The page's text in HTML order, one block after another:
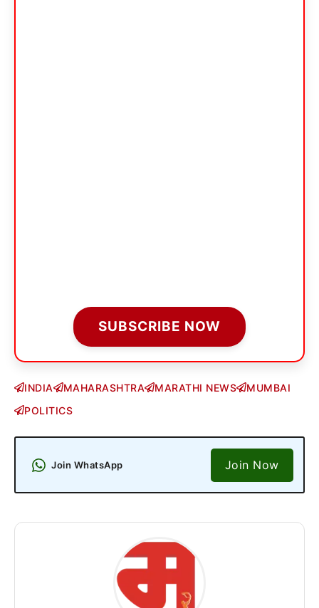
SUBSCRIBE NOW
INDIA MAHARASHTRA MARATHI NEWS
MUMBAI
POLITICS
Join WhatsApp Join Now